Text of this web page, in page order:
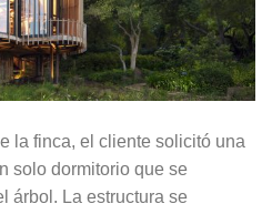
la finca, el cliente solicitó una
solo dormitorio que se
árbol. La estructura se